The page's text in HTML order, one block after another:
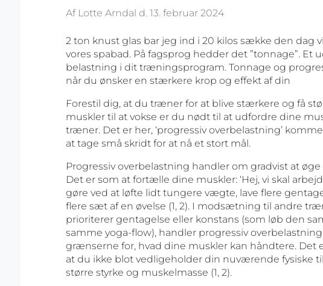
Af Lotte Arndal d. 13. februar 2024
2 ton knust glas bar jeg ind i 20 kilos sække den dag
vores spabad. På fagsprog hedder det ”tonnage”.
belastning i dit træningsprogram. Tonnage og
når du ønsker en stærkere krop og effekt af din
Forestil dig, at du træner for at blive stærkere og få
muskler til at vokse er du nødt til at udfordre dine
træner. Det er her, ‘progressiv overbelastning’
at tage små skridt for at nå et stort mål.
Progressiv overbelastning handler om gradvist at
Det er som at fortælle dine muskler: ‘Hej, vi skal
gøre ved at løfte lidt tungere vægte, lave flere
flere sæt af en øvelse (1, 2). I modsætning til andre
prioriterer gentagelse eller konstans (som løb den
samme yoga-flow), handler progressiv
grænserne for, hvad dine muskler kan håndtere. Det
at du ikke blot vedligeholder din nuværende fysiske
større styrke og muskelmasse (1, 2).